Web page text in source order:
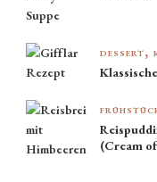
DESSERT
(Cream